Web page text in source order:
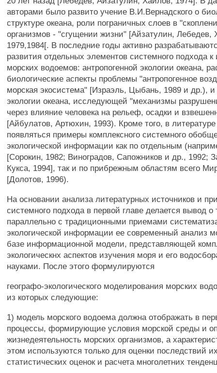
авторами было развито учение В.И.Вернадского о
структуре океана, роли пограничных слоев в
организмов - "сгущении жизни" [Айзатулин, Лебедев,
1979,1984[. В последние годы активно
развития отдельных элементов системного подхода
морских водоемов: антропогенной экологии океана,
биологические аспекты проблемы "антропогенное
морская экосистема" [Израэль, Цыбань, 1989 и др.), и
экологии океана, исследующей "механизмы
через влияние человека на рельеф, осадки и
[Айбулатов, Артюхин, 1993). Кроме того, в
появляться примеры комплексного системного
экологической информации как по отдельным
[Сорокин, 1982; Виноградов, Сапожников и др., 1992;
Кукса, 1994], так и по прибрежным областям всего
[Долотов, 1996).
На основании анализа литературных источников и
системного подхода в первой главе делается вывод о
параллельно с традиционными приемами
экологической информации ее современный анализ
базе информационной модели, представляющей
экологическнх аспектов изучения моря и его
науками. После этого формулируются
географо-экологического моделирования морских
из которых следующие:
1) модель морского водоема должна отображать в
процессы, формирующие условия морской среды и
жизнедеятельность морских организмов, а
этом используются только для оценки последствий
статистических оценок и расчета многолетних